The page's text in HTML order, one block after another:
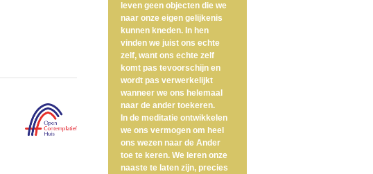
leven geen objecten die we
naar onze eigen gelijkenis
kunnen kneden. In hen
vinden we juist ons echte
zelf, want ons echte zelf
komt pas tevoorschijn en
wordt pas verwerkelijkt
wanneer we ons helemaal
naar de ander toekeren.
In de meditatie ontwikkelen
we ons vermogen om heel
ons wezen naar de Ander
toe te keren. We leren onze
naaste te laten zijn, precies